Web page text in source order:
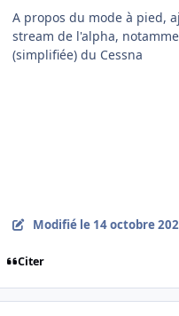
A propos du mode à pied,
stream de l'alpha,
(simplifiée) du Cessna
Modifié le 14 octobre
Citer